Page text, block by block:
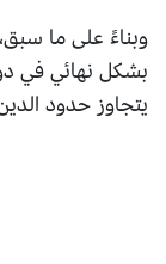
وبناءً على ما
بشكل نهائي في
يتجاوز حدود